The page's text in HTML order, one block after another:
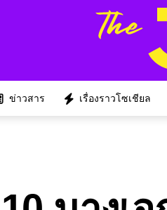
ข่าวสาร เรื่องราวโซเชียล